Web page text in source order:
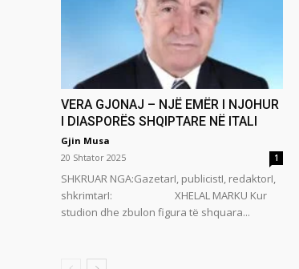
VERA GJONAJ – NJË EMËR I NJOHUR
I DIASPORËS SHQIPTARE NË ITALI
Gjin Musa
20 Shtator 2025
1
SHKRUAR NGA:GazetarI, publicistI, redaktorI,
shkrimtarI: XHELAL MARKU Kur
studion dhe zbulon figura të shquara...